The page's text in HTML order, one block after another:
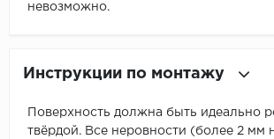
невозможно.
Инструкции по монтажу
Поверхность должна быть идеально
твёрдой. Все неровности (более 2 мм